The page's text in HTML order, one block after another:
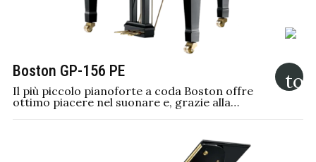
Boston GP-156 PE
Il più piccolo pianoforte a coda Boston offre
ottimo piacere nel suonare e, grazie alla…